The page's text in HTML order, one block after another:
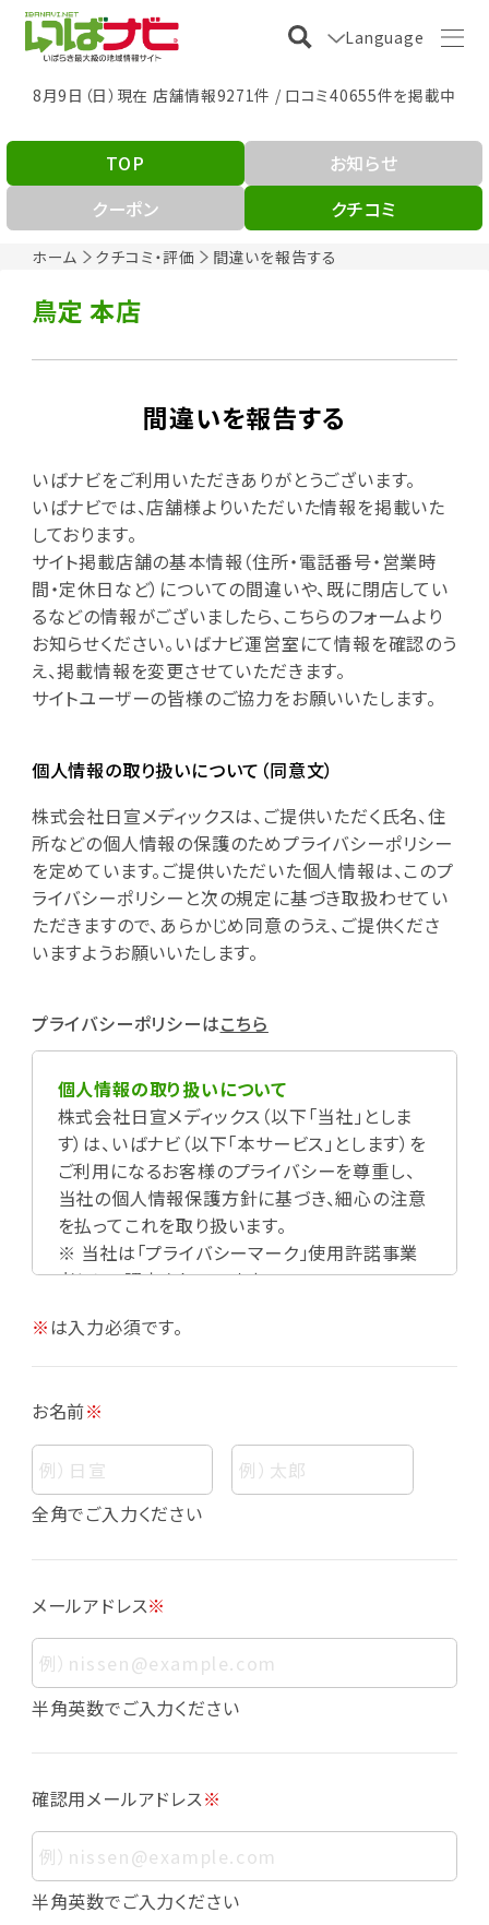
Language
8月9日（日）現在 店舗情報9271件 / 口コミ40655件を掲載中
ホーム クチコミ・評価 間違いを報告する
TOP
お知らせ
クーポン
クチコミ
鳥定 本店
間違いを報告する
いばナビをご利用いただきありがとうございます。
いばナビでは、店舗様よりいただいた情報を掲載いた
しております。
サイト掲載店舗の基本情報（住所・電話番号・営業時
間・定休日など）についての間違いや、既に閉店してい
るなどの情報がございましたら、こちらのフォームより
お知らせください。いばナビ運営室にて情報を確認のう
え、掲載情報を変更させていただきます。
サイトユーザーの皆様のご協力をお願いいたします。
個人情報の取り扱いについて（同意文）
株式会社日宣メディックスは、ご提供いただく氏名、住
所などの個人情報の保護のためプライバシーポリシー
を定めています。ご提供いただいた個人情報は、このプ
ライバシーポリシーと次の規定に基づき取扱わせてい
ただきますので、あらかじめ同意のうえ、ご提供くださ
いますようお願いいたします。
プライバシーポリシーはこちら
個人情報の取り扱いについて
株式会社日宣メディックス（以下「当社」としま
す）は、いばナビ（以下「本サービス」とします）を
ご利用になるお客様のプライバシーを尊重し、
当社の個人情報保護方針に基づき、細心の注意
を払ってこれを取り扱います。
※ 当社は「プライバシーマーク」使用許諾事業
者として認定されています。
個人情報
個人情報とは、お客様個人に関する情報であっ
て、当該情報を構成する氏名、住所、電話番号、
す。また、その情報のみでは識別できない場合で
も、他の情報と容易に照合することで、結果的に
お客様個人を識別できるものも個人情報に含ま
れます。
個人情報の利用目的について
下の通りであり、これらの目的達成の範囲を超
えてお客様の個人情報を利用することはありま
せん。
・会員登録者の個人認証
・会員ポイントプログラムの運営
※は入力必須です。
お名前※
全角でご入力ください
メールアドレス※
半角英数でご入力ください
確認用メールアドレス※
半角英数でご入力ください